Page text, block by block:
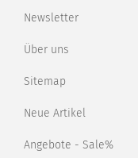
Newsletter
Über uns
Sitemap
Neue Artikel
Angebote - Sale%